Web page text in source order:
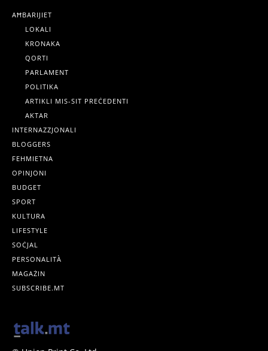
AĦBARIJIET
LOKALI
KRONAKA
QORTI
PARLAMENT
POLITIKA
ARTIKLI MIS-SIT PREĊEDENTI
AKTAR
INTERNAZZJONALI
BLOGGERS
FEHMIETNA
OPINJONI
BUDGET
SPORT
KULTURA
LIFESTYLE
SOĊJAL
PERSONALITÀ
MAGAŻIN
SUBSCRIBE.MT